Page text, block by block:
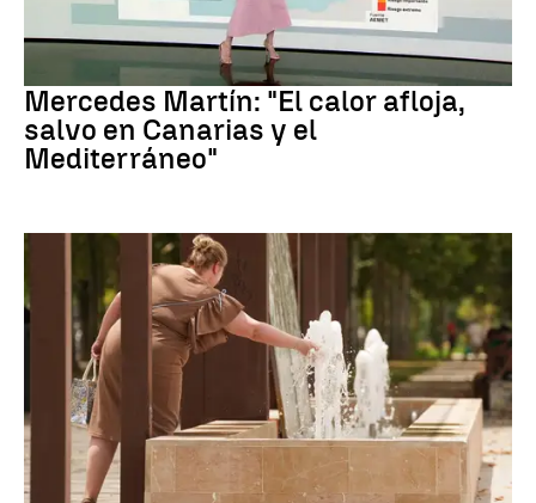
Mercedes Martín: "El calor afloja,
salvo en Canarias y el
Mediterráneo"
Tiempo